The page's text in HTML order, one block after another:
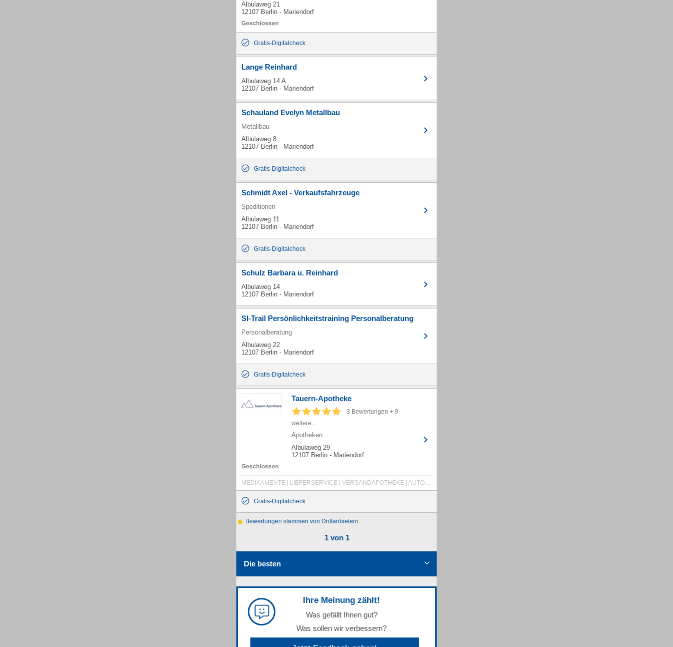
Albulaweg 21
12107 Berlin - Mariendorf
Gratis-Digitalcheck
Lange Reinhard
Albulaweg 14 A
12107 Berlin - Mariendorf
Schauland Evelyn Metallbau
Metallbau
Albulaweg 8
12107 Berlin - Mariendorf
Gratis-Digitalcheck
Schmidt Axel - Verkaufsfahrzeuge
Speditionen
Albulaweg 11
12107 Berlin - Mariendorf
Gratis-Digitalcheck
Schulz Barbara u. Reinhard
Albulaweg 14
12107 Berlin - Mariendorf
SI-Trail Persönlichkeitstraining Personalberatung
Personalberatung
Albulaweg 22
12107 Berlin - Mariendorf
Gratis-Digitalcheck
Tauern-Apotheke
3 Bewertungen + 9
weitere...
Apotheken
Albulaweg 29
12107 Berlin - Mariendorf
MEDIKAMENTE | LIEFERSERVICE | VERSANDAPOTHEKE | AUTOSCHALTER | BLUTDRUCK MESSEN | HAUT-FACHAPOTHEKE | DIABETESBERATUNG | APOTHEKE
Gratis-Digitalcheck
Bewertungen stammen von Drittanbietern
1 von 1
Die besten
Ihre Meinung zählt!
Was gefällt Ihnen gut?
Was sollen wir verbessern?